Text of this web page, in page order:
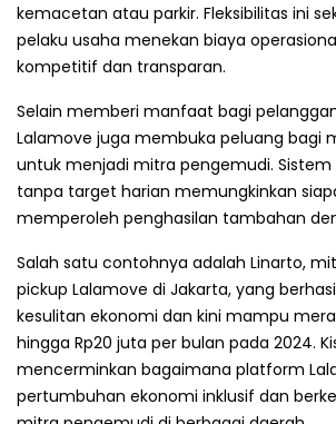
kemacetan atau parkir. Fleksibilitas ini
pelaku usaha menekan biaya
kompetitif dan transparan.
Selain memberi manfaat bagi pelanggan
Lalamove juga membuka peluang bagi
untuk menjadi mitra pengemudi. Sistem
tanpa target harian memungkinkan
memperoleh penghasilan tambahan
Salah satu contohnya adalah Linarto,
pickup Lalamove di Jakarta, yang
kesulitan ekonomi dan kini mampu
hingga Rp20 juta per bulan pada 2024.
mencerminkan bagaimana platform
pertumbuhan ekonomi inklusif dan